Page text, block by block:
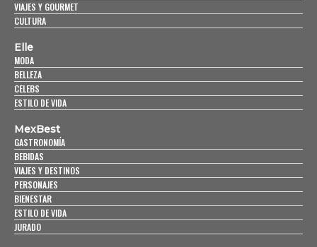
VIAJES Y GOURMET
CULTURA
Elle
MODA
BELLEZA
CELEBS
ESTILO DE VIDA
MexBest
GASTRONOMÍA
BEBIDAS
VIAJES Y DESTINOS
PERSONAJES
BIENESTAR
ESTILO DE VIDA
JURADO